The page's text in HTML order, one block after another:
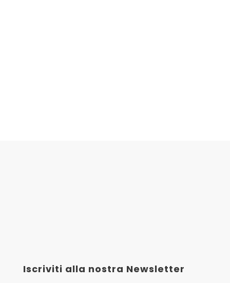
Iscriviti alla nostra Newsletter